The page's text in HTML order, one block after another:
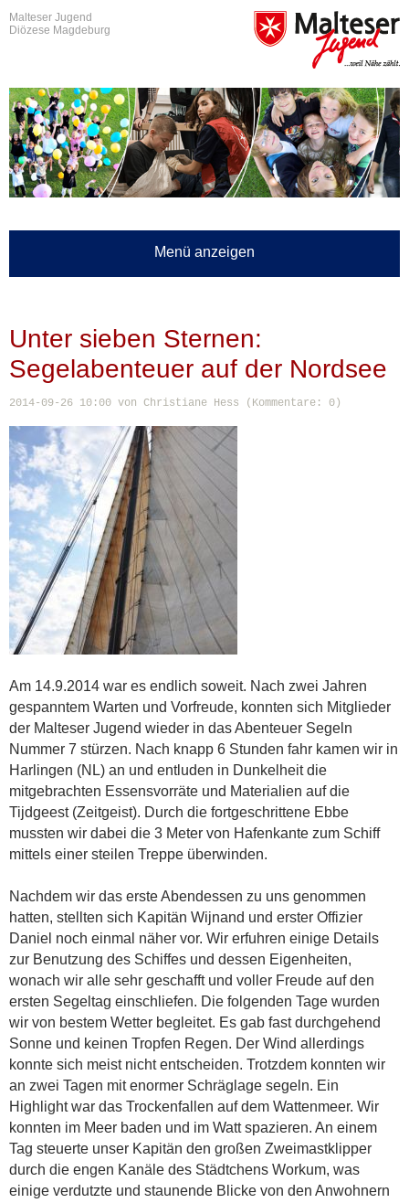
Malteser Jugend
Diözese Magdeburg
Menü anzeigen
Unter sieben Sternen:
Segelabenteuer auf der Nordsee
2014-09-26 10:00 von Christiane Hess (Kommentare: 0)
Am 14.9.2014 war es endlich soweit. Nach zwei Jahren
gespanntem Warten und Vorfreude, konnten sich Mitglieder
der Malteser Jugend wieder in das Abenteuer Segeln
Nummer 7 stürzen. Nach knapp 6 Stunden fahr kamen wir in
Harlingen (NL) an und entluden in Dunkelheit die
mitgebrachten Essensvorräte und Materialien auf die
Tijdgeest (Zeitgeist). Durch die fortgeschrittene Ebbe
mussten wir dabei die 3 Meter von Hafenkante zum Schiff
mittels einer steilen Treppe überwinden.
Nachdem wir das erste Abendessen zu uns genommen
hatten, stellten sich Kapitän Wijnand und erster Offizier
Daniel noch einmal näher vor. Wir erfuhren einige Details
zur Benutzung des Schiffes und dessen Eigenheiten,
wonach wir alle sehr geschafft und voller Freude auf den
ersten Segeltag einschliefen. Die folgenden Tage wurden
wir von bestem Wetter begleitet. Es gab fast durchgehend
Sonne und keinen Tropfen Regen. Der Wind allerdings
konnte sich meist nicht entscheiden. Trotzdem konnten wir
an zwei Tagen mit enormer Schräglage segeln. Ein
Highlight war das Trockenfallen auf dem Wattenmeer. Wir
konnten im Meer baden und im Watt spazieren. An einem
Tag steuerte unser Kapitän den großen Zweimastklipper
durch die engen Kanäle des Städtchens Workum, was
einige verdutzte und staunende Blicke von den Anwohnern